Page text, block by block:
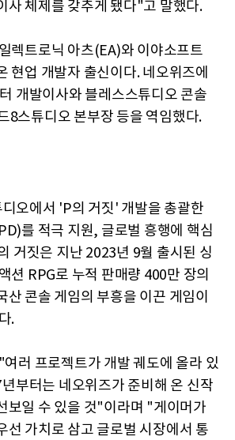
사 체제를 갖추게 됐다"고 말했다.
렉트로닉 아츠(EA)와 이야소프트
현업 개발자 출신이다. 네오위즈에
개발이사와 블레스스튜디오 콘솔
8스튜디오 본부장 등을 역임했다.
오에서 'P의 거짓' 개발을 총괄한
를 적극 지원, 글로벌 흥행에 핵심
거짓은 지난 2023년 9월 출시된 싱
션 RPG로 누적 판매량 400만 장의
산 콘솔 게임의 부흥을 이끈 게임이
.
러 프로젝트가 개발 궤도에 올라 있
부터는 네오위즈가 준비해 온 신작
보일 수 있을 것"이라며 "게이머가
선 가치로 삼고 글로벌 시장에서 통